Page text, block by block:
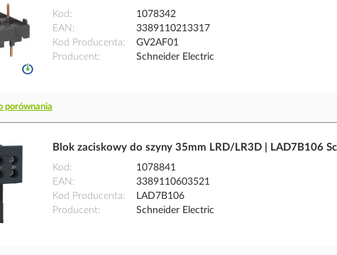
Kod
1078342
EAN
3389110213317
Kod Producenta
GV2AF01
Producent
Schneider Electric
porównania
Blok zaciskowy do szyny 35mm LRD/LR3D | LAD7B106
Kod
1078841
EAN
3389110603521
Kod Producenta
LAD7B106
Producent
Schneider Electric